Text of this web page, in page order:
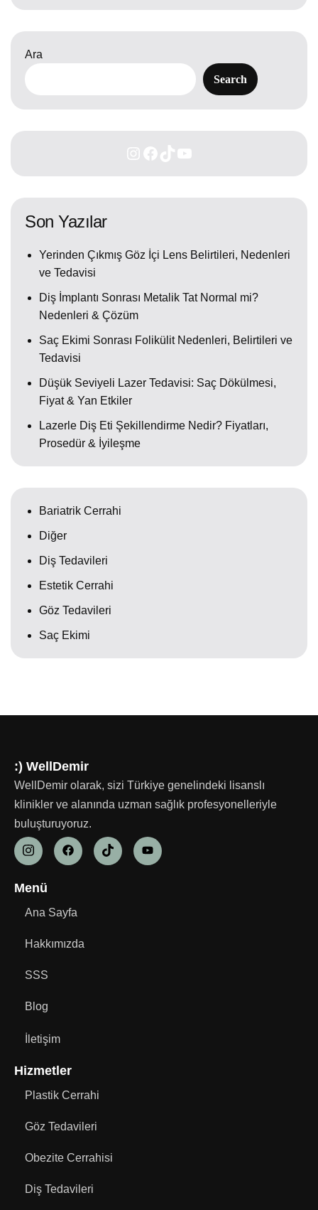
Ara
Search
Son Yazılar
Yerinden Çıkmış Göz İçi Lens Belirtileri, Nedenleri
ve Tedavisi
Diş İmplantı Sonrası Metalik Tat Normal mi?
Nedenleri & Çözüm
Saç Ekimi Sonrası Folikülit Nedenleri, Belirtileri ve
Tedavisi
Düşük Seviyeli Lazer Tedavisi: Saç Dökülmesi,
Fiyat & Yan Etkiler
Lazerle Diş Eti Şekillendirme Nedir? Fiyatları,
Prosedür & İyileşme
Bariatrik Cerrahi
Diğer
Diş Tedavileri
Estetik Cerrahi
Göz Tedavileri
Saç Ekimi
:) WellDemir
WellDemir olarak, sizi Türkiye genelindeki lisanslı
klinikler ve alanında uzman sağlık profesyonelleriyle
buluşturuyoruz.
Menü
Ana Sayfa
Hakkımızda
SSS
Blog
İletişim
Hizmetler
Plastik Cerrahi
Göz Tedavileri
Obezite Cerrahisi
Diş Tedavileri